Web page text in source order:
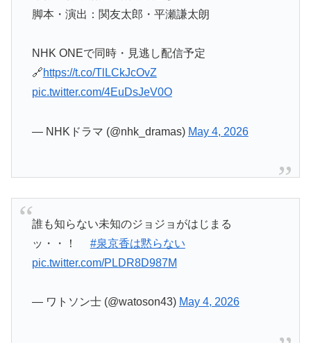
脚本・演出：関友太郎・平瀬謙太朗
NHK ONEで同時・見逃し配信予定
🔗https://t.co/TlLCkJcOvZ
pic.twitter.com/4EuDsJeV0O
— NHKドラマ (@nhk_dramas) May 4, 2026
誰も知らない未知のジョジョがはじまる
#泉京香は黙らない
pic.twitter.com/PLDR8D987M
— ワトソン士 (@watoson43) May 4, 2026